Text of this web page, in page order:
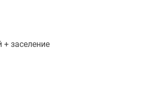
заселение